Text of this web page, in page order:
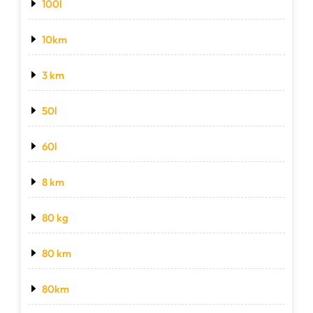
100l
10km
3 km
50l
60l
8 km
80 kg
80 km
80km